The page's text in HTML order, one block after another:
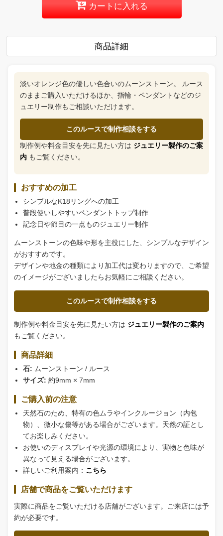
カートに入れる
商品詳細
淡いオレンジ色の優しい色合いのムーンストーン。 ルース
のままご購入いただけるほか、指輪・ペンダントなどのジ
ュエリー制作もご相談いただけます。
このルースで制作相談をする
制作例や料金目安を先に見たい方は ジュエリー製作のご案
内 もご覧ください。
おすすめの加工
シンプルなK18リングへの加工
普段使いしやすいペンダントトップ制作
記念日や節目の一点ものジュエリー制作
ムーンストーンの色味や形を主役にした、シンプルなデザイン
がおすすめです。
デザインや地金の種類により加工代は変わりますので、ご希望
のイメージがございましたらお気軽にご相談ください。
このルースで制作相談をする
制作例や料金目安を先に見たい方は ジュエリー製作のご案内
もご覧ください。
商品詳細
石: ムーンストーン / ルース
サイズ: 約9mm × 7mm
ご購入前の注意
天然石のため、特有の色ムラやインクルージョン（内包
物）、微小な傷等がある場合がございます。天然の証とし
てお楽しみください。
お使いのディスプレイや光源の環境により、実物と色味が
異なって見える場合がございます。
詳しいご利用案内： こちら
店舗で商品をご覧いただけます
実際に商品をご覧いただける店舗がございます。ご来店には予
約が必要です。